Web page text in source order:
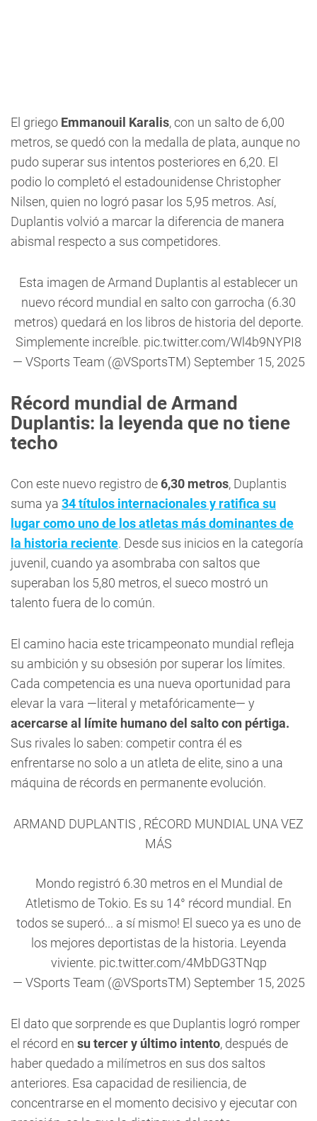
El griego Emmanouil Karalis, con un salto de 6,00
metros, se quedó con la medalla de plata, aunque no
pudo superar sus intentos posteriores en 6,20. El
podio lo completó el estadounidense Christopher
Nilsen, quien no logró pasar los 5,95 metros. Así,
Duplantis volvió a marcar la diferencia de manera
abismal respecto a sus competidores.
Esta imagen de Armand Duplantis al establecer un
nuevo récord mundial en salto con garrocha (6.30
metros) quedará en los libros de historia del deporte.
Simplemente increíble. pic.twitter.com/Wl4b9NYPI8
— VSports Team (@VSportsTM) September 15, 2025
Récord mundial de Armand
Duplantis: la leyenda que no tiene
techo
Con este nuevo registro de 6,30 metros, Duplantis
suma ya 34 títulos internacionales y ratifica su
lugar como uno de los atletas más dominantes de
la historia reciente. Desde sus inicios en la categoría
juvenil, cuando ya asombraba con saltos que
superaban los 5,80 metros, el sueco mostró un
talento fuera de lo común.
El camino hacia este tricampeonato mundial refleja
su ambición y su obsesión por superar los límites.
Cada competencia es una nueva oportunidad para
elevar la vara —literal y metafóricamente— y
acercarse al límite humano del salto con pértiga.
Sus rivales lo saben: competir contra él es
enfrentarse no solo a un atleta de elite, sino a una
máquina de récords en permanente evolución.
ARMAND DUPLANTIS , RÉCORD MUNDIAL UNA VEZ
MÁS
Mondo registró 6.30 metros en el Mundial de
Atletismo de Tokio. Es su 14° récord mundial. En
todos se superó... a sí mismo! El sueco ya es uno de
los mejores deportistas de la historia. Leyenda
viviente. pic.twitter.com/4MbDG3TNqp
— VSports Team (@VSportsTM) September 15, 2025
El dato que sorprende es que Duplantis logró romper
el récord en su tercer y último intento, después de
haber quedado a milímetros en sus dos saltos
anteriores. Esa capacidad de resiliencia, de
concentrarse en el momento decisivo y ejecutar con